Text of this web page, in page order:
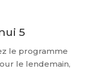
5
le programme
le lendemain,